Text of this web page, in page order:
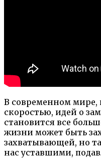
В современном мире,
скоростью, идей о
становится все
жизни может быть
захватывающей, но
нас уставшими,